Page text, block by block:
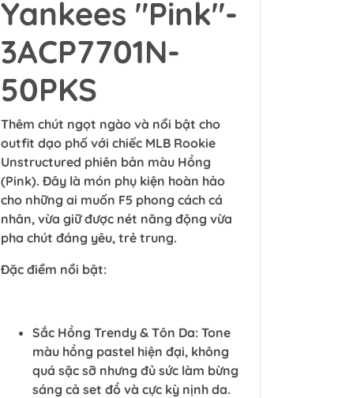
Yankees "Pink"-
3ACP7701N-
50PKS
Thêm chút ngọt ngào và nổi bật cho
outfit dạo phố với chiếc MLB Rookie
Unstructured phiên bản màu Hồng
(Pink). Đây là món phụ kiện hoàn hảo
cho những ai muốn F5 phong cách cá
nhân, vừa giữ được nét năng động vừa
pha chút đáng yêu, trẻ trung.
Đặc điểm nổi bật:
Sắc Hồng Trendy & Tôn Da: Tone
màu hồng pastel hiện đại, không
quá sặc sỡ nhưng đủ sức làm bừng
sáng cả set đồ và cực kỳ nịnh da.